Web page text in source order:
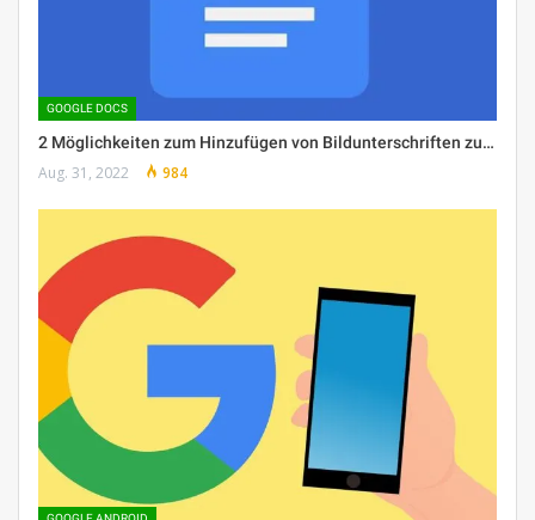
GOOGLE DOCS
2 Möglichkeiten zum Hinzufügen von Bildunterschriften zu…
Aug. 31, 2022 984